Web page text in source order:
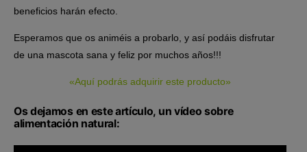
beneficios harán efecto.
Esperamos que os animéis a probarlo, y así podáis disfrutar
de una mascota sana y feliz por muchos años!!!
«Aquí podrás adquirir este producto»
Os dejamos en este artículo, un vídeo sobre
alimentación natural: